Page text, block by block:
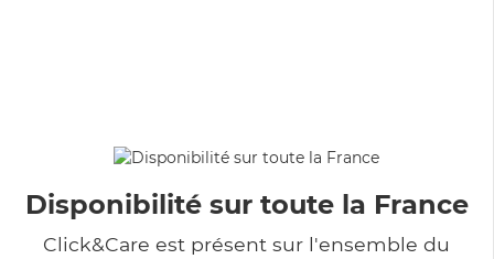
Disponibilité sur toute la France
Click&Care est présent sur l'ensemble du